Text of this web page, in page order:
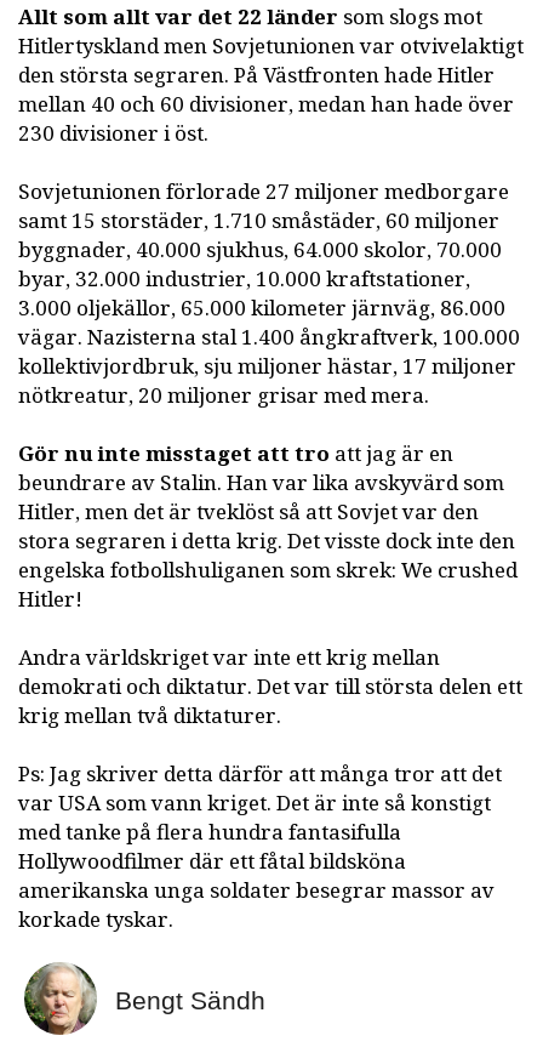
Allt som allt var det 22 länder som slogs mot
Hitlertyskland men Sovjetunionen var otvivelaktigt
den största segraren. På Västfronten hade Hitler
mellan 40 och 60 divisioner, medan han hade över
230 divisioner i öst.
Sovjetunionen förlorade 27 miljoner medborgare
samt 15 storstäder, 1.710 småstäder, 60 miljoner
byggnader, 40.000 sjukhus, 64.000 skolor, 70.000
byar, 32.000 industrier, 10.000 kraftstationer,
3.000 oljekällor, 65.000 kilometer järnväg, 86.000
vägar. Nazisterna stal 1.400 ångkraftverk, 100.000
kollektivjordbruk, sju miljoner hästar, 17 miljoner
nötkreatur, 20 miljoner grisar med mera.
Gör nu inte misstaget att tro att jag är en
beundrare av Stalin. Han var lika avskyvärd som
Hitler, men det är tveklöst så att Sovjet var den
stora segraren i detta krig. Det visste dock inte den
engelska fotbollshuliganen som skrek: We crushed
Hitler!
Andra världskriget var inte ett krig mellan
demokrati och diktatur. Det var till största delen ett
krig mellan två diktaturer.
Ps: Jag skriver detta därför att många tror att det
var USA som vann kriget. Det är inte så konstigt
med tanke på flera hundra fantasifulla
Hollywoodfilmer där ett fåtal bildsköna
amerikanska unga soldater besegrar massor av
korkade tyskar.
Bengt Sändh